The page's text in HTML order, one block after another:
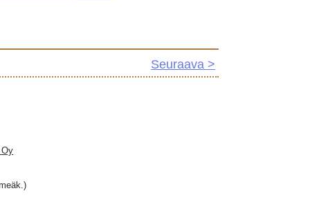
Seuraava >
Oy